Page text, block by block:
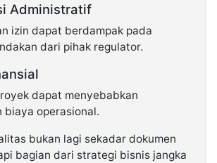
Administratif
izin dapat berdampak pada
dari pihak regulator.
dapat menyebabkan
biaya operasional.
bukan lagi sekadar dokumen
bagian dari strategi bisnis jangka